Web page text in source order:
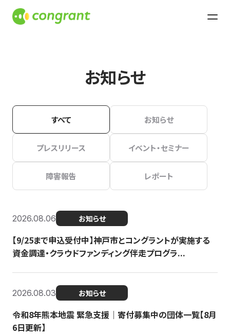
お知らせ
すべて お知らせ
プレスリリース イベント・セミナー
障害報告 レポート
2026.08.06 お知らせ
【9/25まで申込受付中】神戸市とコングラントが実施する
資金調達・クラウドファンディング伴走プログラ...
2026.08.03 お知らせ
令和8年熊本地震 緊急支援｜寄付募集中の団体一覧【8月
6日更新】